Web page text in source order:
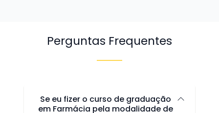
Perguntas Frequentes
Se eu fizer o curso de graduação
em Farmácia pela modalidade de